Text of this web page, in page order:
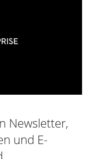
Newsletter,
und E-